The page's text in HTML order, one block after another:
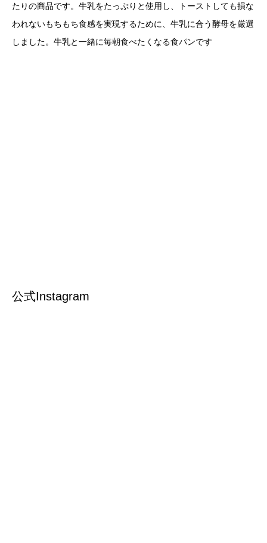
たりの商品です。牛乳をたっぷりと使用し、トーストしても損な
われないもちもち食感を実現するために、牛乳に合う酵母を厳選
しました。牛乳と一緒に毎朝食べたくなる食パンです
公式Instagram